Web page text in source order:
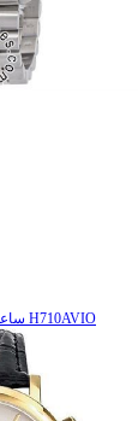
ساعة معصم متی تیسوت الطراز H710AVIO